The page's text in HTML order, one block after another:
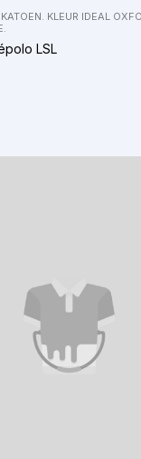
KLEUR IDEAL
LSL